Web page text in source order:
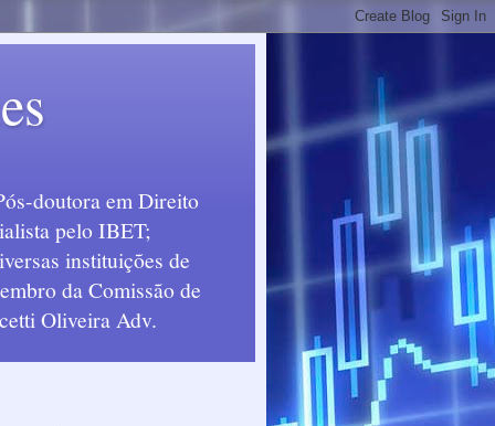
doutora em Direito
pelo IBET;
instituições de
da Comissão de
Oliveira Adv.